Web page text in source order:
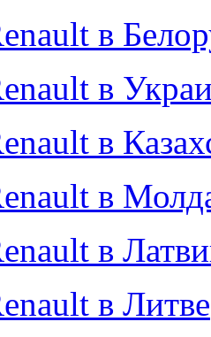
в
в
в
в
в
в Литве